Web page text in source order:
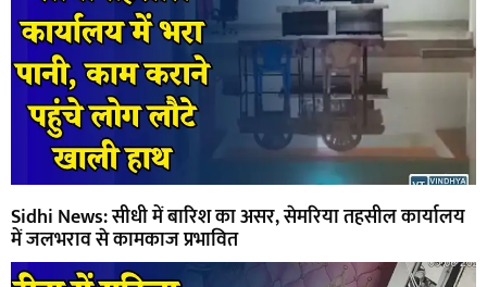
Sidhi News: सीधी में बारिश का असर, सेमरिया तहसील कार्यालय
में जलभराव से कामकाज प्रभावित